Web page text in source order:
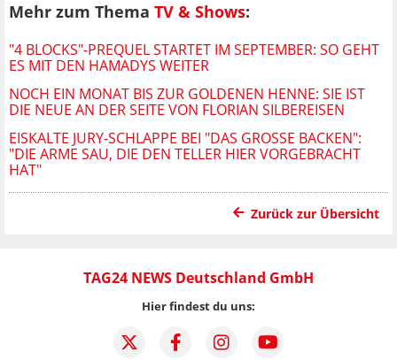
Mehr zum Thema TV & Shows:
"4 BLOCKS"-PREQUEL STARTET IM SEPTEMBER: SO GEHT
ES MIT DEN HAMADYS WEITER
NOCH EIN MONAT BIS ZUR GOLDENEN HENNE: SIE IST
DIE NEUE AN DER SEITE VON FLORIAN SILBEREISEN
EISKALTE JURY-SCHLAPPE BEI "DAS GROSSE BACKEN": "
DIE ARME SAU, DIE DEN TELLER HIER VORGEBRACHT H
AT"
Zurück zur Übersicht
TAG24 NEWS Deutschland GmbH
Hier findest du uns: